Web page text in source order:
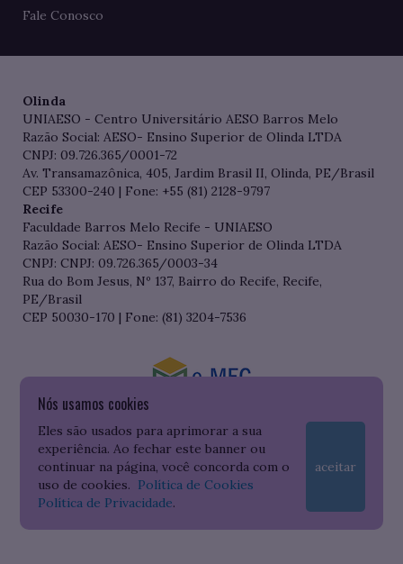
Nós usamos cookies
Eles são usados para aprimorar a sua
experiência. Ao fechar este banner ou
continuar na página, você concorda com o
uso de cookies. Política de Cookies
Política de Privacidade.
aceitar
Fale Conosco
Olinda
UNIAESO - Centro Universitário AESO Barros Melo
Razão Social: AESO- Ensino Superior de Olinda LTDA
CNPJ: 09.726.365/0001-72
Av. Transamazônica, 405, Jardim Brasil II, Olinda, PE/Brasil
CEP 53300-240 | Fone: +55 (81) 2128-9797
Recife
Faculdade Barros Melo Recife - UNIAESO
Razão Social: AESO- Ensino Superior de Olinda LTDA
CNPJ: CNPJ: 09.726.365/0003-34
Rua do Bom Jesus, Nº 137, Bairro do Recife, Recife,
PE/Brasil
CEP 50030-170 | Fone: (81) 3204-7536
Consulte o cadastro da Instituição no Sistema do e-MEC